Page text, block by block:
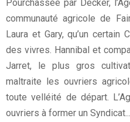
Pourchassée par Decker,
communauté agricole de
Laura et Gary, qu’un certain
des vivres. Hannibal et
Jarret, le plus gros
maltraite les ouvriers
toute velléité de départ.
ouvriers à former un Syndicat...